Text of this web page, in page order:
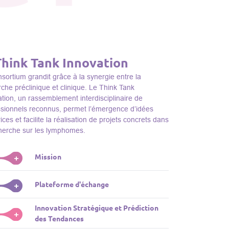
Tank Innovation
grandit grâce à la synergie entre la
préclinique et clinique. Le Think Tank
un rassemblement interdisciplinaire de
reconnus, permet l’émergence d’idées
et facilite la réalisation de projets concrets dans
sur les lymphomes.
+ Mission
Tank initie des projets, façonne des initiatives de
des porteurs et promeut l’unité parmi les
du consortium, jouant ainsi un rôle essentiel
promotion de la recherche sur les lymphomes.
+ Plateforme d'échange
Tank sert de plateforme dynamique pour
des plateformes technologiques et des
+
Innovation Stratégique et Prédiction
des Tendances